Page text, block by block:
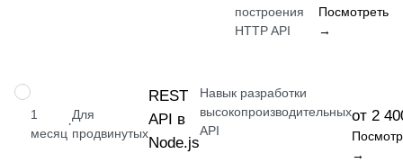
построения
HTTP API
Посмотреть
→
НАВЫК
1
месяц
·
Для
продвинутых
REST
API в
Node.js
Навык разработки
высокопроизводительных
API
от 2
→